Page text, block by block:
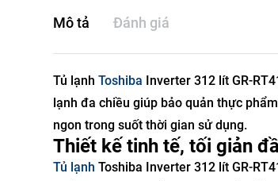
Mô tả Đánh giá
Tủ lạnh Toshiba Inverter 312 lít GR-
lạnh đa chiều giúp bảo quản thực
ngon trong suốt thời gian sử dụng.
Thiết kế tinh tế, tối giản
Tủ lạnh Toshiba Inverter 312 lít GR-